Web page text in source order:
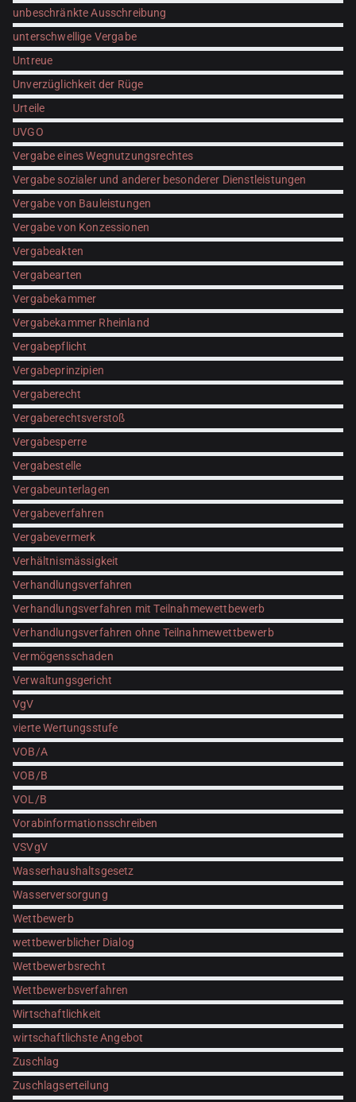
unbeschränkte Ausschreibung
unterschwellige Vergabe
Untreue
Unverzüglichkeit der Rüge
Urteile
UVGO
Vergabe eines Wegnutzungsrechtes
Vergabe sozialer und anderer besonderer Dienstleistungen
Vergabe von Bauleistungen
Vergabe von Konzessionen
Vergabeakten
Vergabearten
Vergabekammer
Vergabekammer Rheinland
Vergabepflicht
Vergabeprinzipien
Vergaberecht
Vergaberechtsverstoß
Vergabesperre
Vergabestelle
Vergabeunterlagen
Vergabeverfahren
Vergabevermerk
Verhältnismässigkeit
Verhandlungsverfahren
Verhandlungsverfahren mit Teilnahmewettbewerb
Verhandlungsverfahren ohne Teilnahmewettbewerb
Vermögensschaden
Verwaltungsgericht
VgV
vierte Wertungsstufe
VOB/A
VOB/B
VOL/B
Vorabinformationsschreiben
VSVgV
Wasserhaushaltsgesetz
Wasserversorgung
Wettbewerb
wettbewerblicher Dialog
Wettbewerbsrecht
Wettbewerbsverfahren
Wirtschaftlichkeit
wirtschaftlichste Angebot
Zuschlag
Zuschlagserteilung